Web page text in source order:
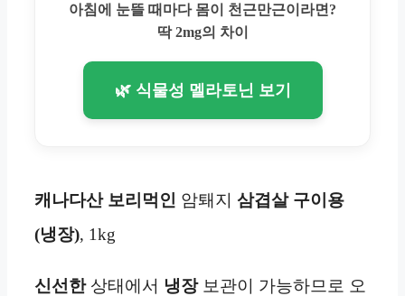
아침에 눈뜰 때마다 몸이 천근만근이라면?
딱 2mg의 차이
🌿 식물성 멜라토닌 보기
캐나다산 보리먹인 암퇘지 삼겹살 구이용
(냉장), 1kg
신선한상태에서 냉장보관이 가능하므로 오